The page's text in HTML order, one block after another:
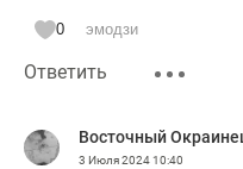
0 эмодзи
Ответить
Восточный
3 Июля 202410:40